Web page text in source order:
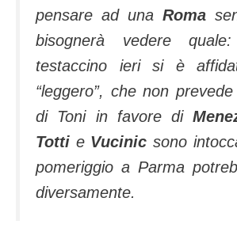
pensare ad una Roma
bisognerà vedere
testaccino ieri si è
“leggero”, che non
di Toni in favore di
Totti e Vucinic sono
pomeriggio a Parma
diversamente.